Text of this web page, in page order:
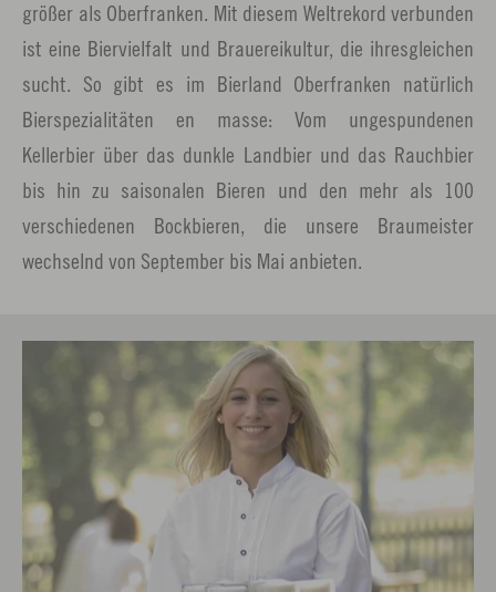
größer als Oberfranken. Mit diesem Weltrekord verbunden
ist eine Biervielfalt und Brauereikultur, die ihresgleichen
sucht. So gibt es im Bierland Oberfranken natürlich
Bierspezialitäten en masse: Vom ungespundenen
Kellerbier über das dunkle Landbier und das Rauchbier
bis hin zu saisonalen Bieren und den mehr als 100
verschiedenen Bockbieren, die unsere Braumeister
wechselnd von September bis Mai anbieten.